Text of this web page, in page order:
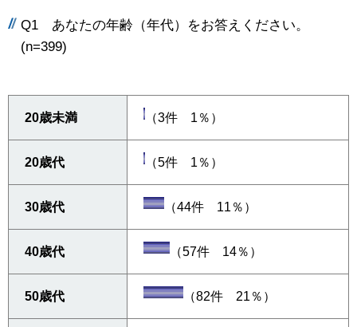
Q1 あなたの年齢（年代）をお答えください。
(n=399)
20歳未満 （3件 1％）
20歳代 （5件 1％）
30歳代 （44件 11％）
40歳代 （57件 14％）
50歳代 （82件 21％）